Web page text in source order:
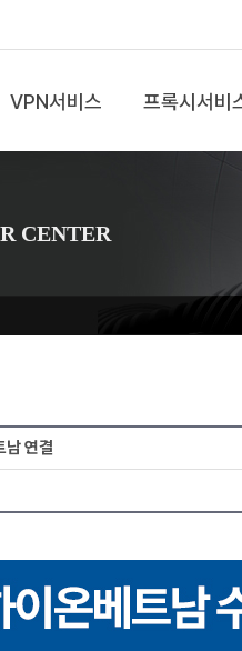
VPN서비스 프록시서비
CENTER
연결